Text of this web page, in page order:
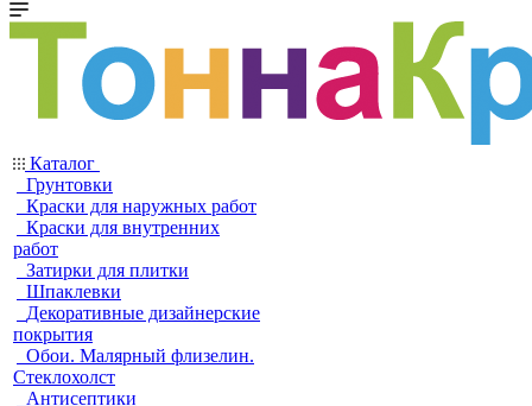
Каталог
Грунтовки
Краски для наружных работ
Краски для внутренних
работ
Затирки для плитки
Шпаклевки
Декоративные дизайнерские
покрытия
Обои. Малярный флизелин.
Стеклохолст
Антисептики